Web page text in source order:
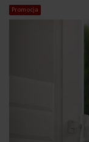
Promocja